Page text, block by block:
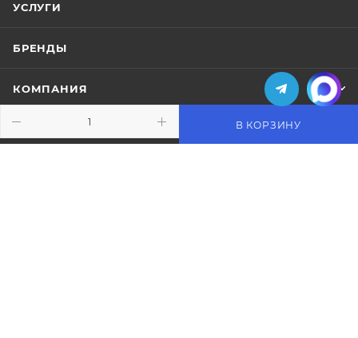
В КОРЗИНУ
УСЛУГИ
БРЕНДЫ
КОМПАНИЯ
ИНФОРМАЦИЯ